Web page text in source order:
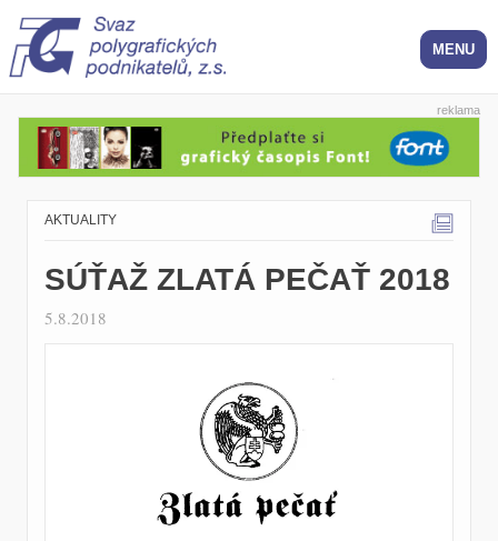
reklama
AKTUALITY
SÚŤAŽ ZLATÁ PEČAŤ 2018
5.8.2018